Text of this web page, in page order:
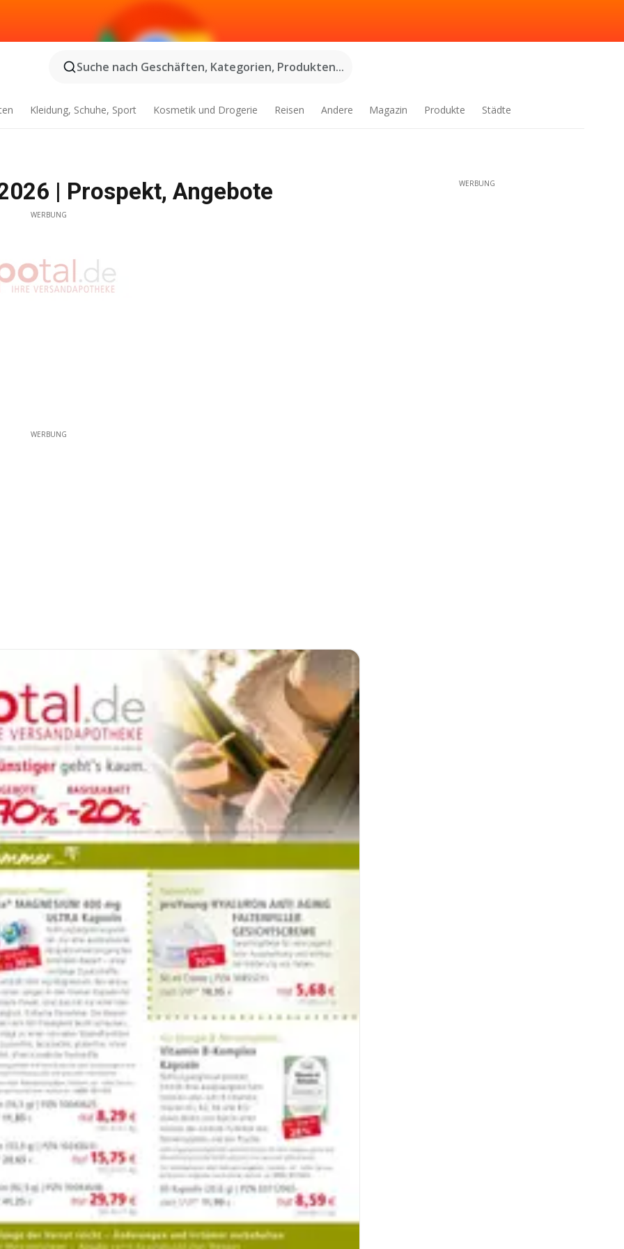
Suche nach Geschäften, Kategorien, Produkten...
Kleidung, Schuhe, Sport Kosmetik und Drogerie Reisen Andere Magazin Produkte Städte
| Prospekt, Angebote
WERBUNG
WERBUNG
WERBUNG